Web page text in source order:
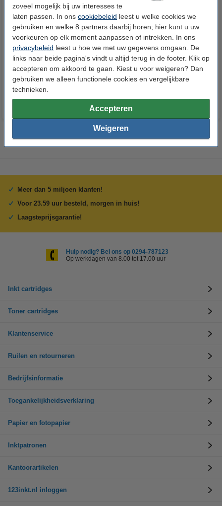
zoveel mogelijk bij uw interesses te
laten passen. In ons cookiebeleid leest u welke cookies we
gebruiken en welke 8 partners daarbij horen; hier kunt u uw
voorkeuren op elk moment aanpassen of intrekken. In ons
privacybeleid leest u hoe we met uw gegevens omgaan. De
links naar beide pagina's vindt u altijd terug in de footer. Klik op
accepteren om akkoord te gaan. Kiest u voor weigeren? Dan
gebruiken we alleen functionele cookies en vergelijkbare
technieken.
Accepteren
Weigeren
Tanex boeketiketten blauw (40
stuks)
€ 1,95 Incl. 21% btw
Tanex boeketiketten rood (40
stuks)
€ 1,95 Incl. 21% btw
Meer dan 5 miljoen klanten!
Voor 23.59 uur besteld, morgen in huis!
Laagsteprijsgarantie!
Hulp nodig? Bel ons op 0294-787123
Op werkdagen van 8.00 tot 17.00 uur
Inkt cartridges
Toner cartridges
Klantenservice
Ruilen en retourneren
Bedrijfsinformatie
Toegankelijkheidsverklaring
Papier en fotopapier
Inktpatronen
Kantoorartikelen
123inkt.nl inloggen